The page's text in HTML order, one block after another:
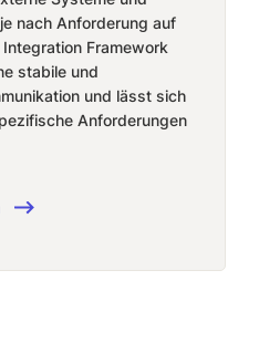
nach Anforderung auf
Framework
stabile und
und lässt sich
Anforderungen